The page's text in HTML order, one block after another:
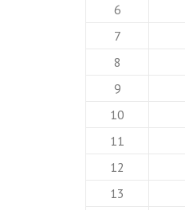
6
7
8
9
10
11
12
13